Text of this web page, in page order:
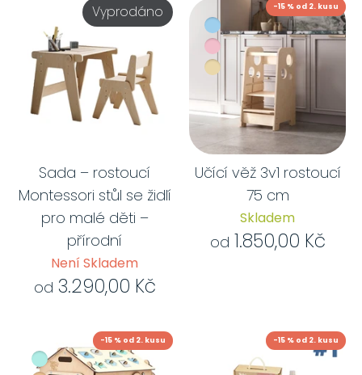
Sada – rostoucí
Montessori stůl se židlí
pro malé děti –
přírodní
Není Skladem
od 3.290,00 Kč
Vyprodáno
Učící věž 3v1 rostoucí
75 cm
Skladem
od 1.850,00 Kč
-15 % od 2. kusu
-15 % od 2. kusu -15 % od 2. kusu